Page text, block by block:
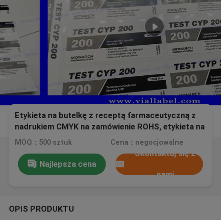
Etykieta na butelkę z receptą farmaceutyczną z
nadrukiem CMYK na zamówienie ROHS, etykieta na
fiolki do kulturystyki
MOQ：500 sztuk Cena：negocjowalne
Najlepsza cena
Skontaktuj się z
nami
OPIS PRODUKTU